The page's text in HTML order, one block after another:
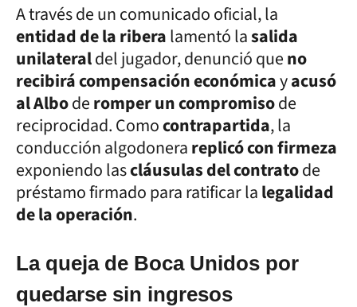
A través de un comunicado oficial, la
entidad de la riberalamentó lasalida
unilateraldel jugador, denunció queno
recibirá compensación económicayacusó
al Alboderomper un compromisode
reciprocidad. Comocontrapartida, la
conducción algodonerareplicó con firmeza
exponiendo lascláusulas del contratode
préstamo firmado para ratificar lalegalidad
de la operación.
La queja de Boca Unidos por
quedarse sin ingresos